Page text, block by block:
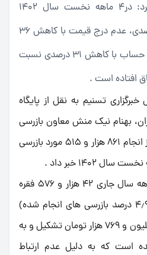
اتاق اصناف ایران اعلام کرد: در4 ماهه نخست سال 1402
گرانفروشی با کاهش 20 درصدی، عدم درج قیمت با کاهش 36
درصدی و عدم صدور صورت حساب با کاهش 31 درصدی نسبت
افتاده است .
تسنیم به نقل از پایگاه
بهنام نیک منش معاون بازرسی
و نظارت اتاق اصناف ایران از انجام 861 هزار و 515 مورد بازرسی
وی اظهار داشت: در چهارماهه سال جاری 42 هزار و 576 فقره
پرونده تخلفاتی (معادل 4٫94 درصد بازرسی های انجام شده)
به ارزش 176 میلیارد و 10 میلیون و 769 هزار تومان تشکیل و به
است که به دلیل عدم ارتباط